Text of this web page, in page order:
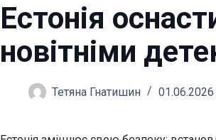
Естонія
новітніми
Тетяна Гнатишин 01.06.2026